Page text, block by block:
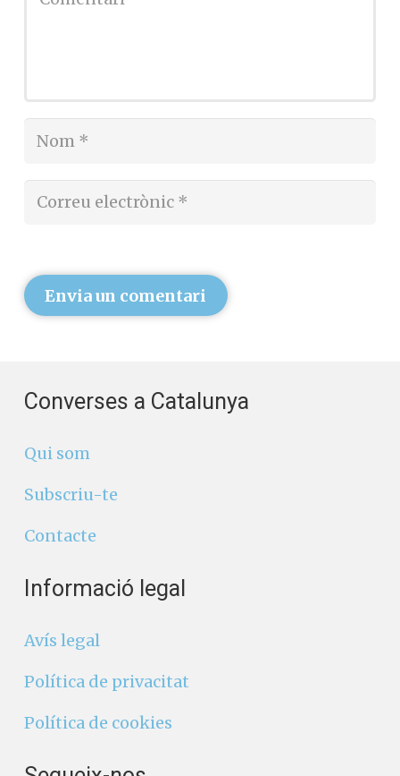
Envia un comentari
Converses a Catalunya
Qui som
Subscriu-te
Contacte
Informació legal
Avís legal
Política de privacitat
Política de cookies